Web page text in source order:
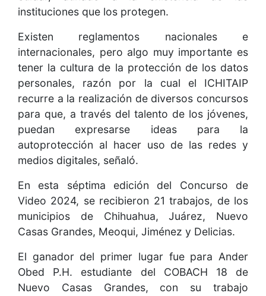
instituciones que los protegen.
Existen reglamentos nacionales e
internacionales, pero algo muy importante es
tener la cultura de la protección de los datos
personales, razón por la cual el ICHITAIP
recurre a la realización de diversos concursos
para que, a través del talento de los jóvenes,
puedan expresarse ideas para la
autoprotección al hacer uso de las redes y
medios digitales, señaló.
En esta séptima edición del Concurso de
Video 2024, se recibieron 21 trabajos, de los
municipios de Chihuahua, Juárez, Nuevo
Casas Grandes, Meoqui, Jiménez y Delicias.
El ganador del primer lugar fue para Ander
Obed P.H. estudiante del COBACH 18 de
Nuevo Casas Grandes, con su trabajo